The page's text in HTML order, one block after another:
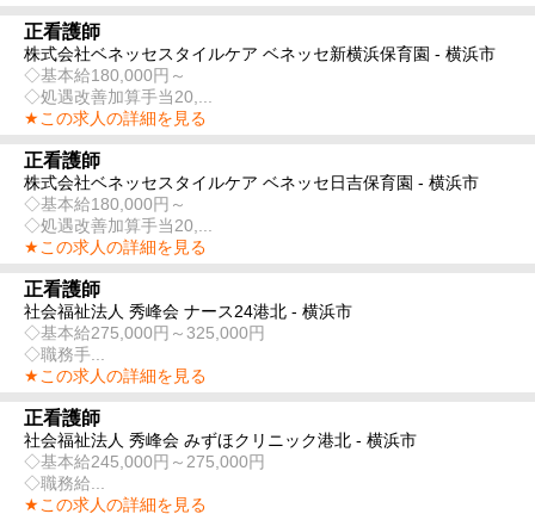
正看護師
株式会社ベネッセスタイルケア ベネッセ新横浜保育園 - 横浜市
◇基本給180,000円～
◇処遇改善加算手当20,...
★この求人の詳細を見る
正看護師
株式会社ベネッセスタイルケア ベネッセ日吉保育園 - 横浜市
◇基本給180,000円～
◇処遇改善加算手当20,...
★この求人の詳細を見る
正看護師
社会福祉法人 秀峰会 ナース24港北 - 横浜市
◇基本給275,000円～325,000円
◇職務手...
★この求人の詳細を見る
正看護師
社会福祉法人 秀峰会 みずほクリニック港北 - 横浜市
◇基本給245,000円～275,000円
◇職務給...
★この求人の詳細を見る